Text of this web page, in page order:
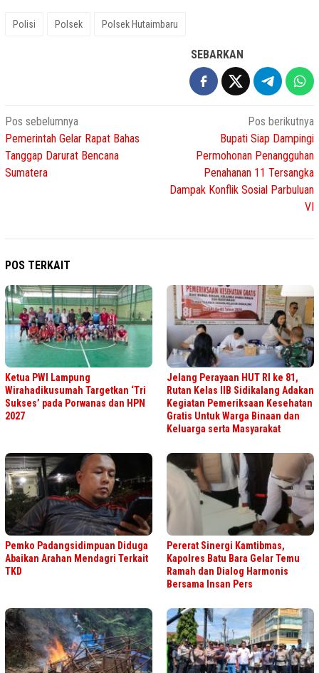
Polisi Polsek Polsek Hutaimbaru
SEBARKAN
Navigasi
pos
Pos sebelumnya
Pemerintah Gelar Rapat Bahas
Tanggap Darurat Bencana
Sumatera
Pos berikutnya
Bupati Siap Dampingi
Permohonan Penangguhan
Penahanan 11 Tersangka
Dampak Konflik Sosial Parbuluan
VI
POS TERKAIT
Ketua PWI Lampung
Wirahadikusumah Targetkan ‘Tri
Sukses’ pada Porwanas dan HPN
2027
Jelang Perayaan HUT RI ke 81,
Rutan Kelas IIB Sidikalang Adakan
Kegiatan Pemeriksaan Kesehatan
Gratis Untuk Warga Binaan dan
Keluarga serta Masyarakat
Pemko Padangsidimpuan Diduga
Abaikan Arahan Mendagri Terkait
TKD
Pererat Sinergi Kamtibmas,
Kapolres Batu Bara Gelar Temu
Ramah dan Dialog Harmonis
Bersama Insan Pers